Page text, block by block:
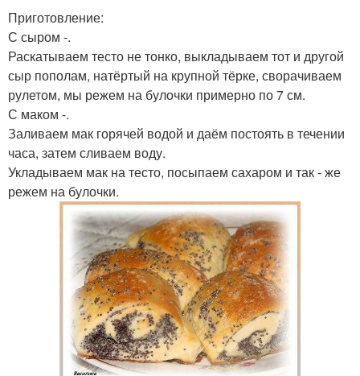
Приготовление:
С сыром -.
Раскатываем тесто не тонко, выкладываем тот и другой
сыр пополам, натёртый на крупной тёрке, сворачиваем
рулетом, мы режем на булочки примерно по 7 см.
С маком -.
Заливаем мак горячей водой и даём постоять в течении
часа, затем сливаем воду.
Укладываем мак на тесто, посыпаем сахаром и так - же
режем на булочки.